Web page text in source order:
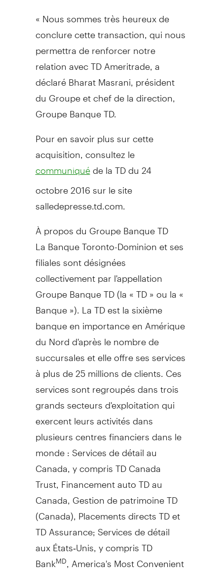
« Nous sommes très heureux de
conclure cette transaction, qui nous
permettra de renforcer notre
relation avec TD Ameritrade, a
déclaré Bharat Masrani, président
du Groupe et chef de la direction,
Groupe Banque TD.
Pour en savoir plus sur cette
acquisition, consultez le
communiquéde la TD du 24
octobre 2016 sur le site
salledepresse.td.com.
À propos du Groupe Banque TD
La Banque Toronto-Dominion et ses
filiales sont désignées
collectivement par l'appellation
Groupe Banque TD (la « TD » ou la «
Banque »). La TD est la sixième
banque en importance en Amérique
du Nord d'après le nombre de
succursales et elle offre ses services
à plus de 25 millions de clients. Ces
services sont regroupés dans trois
grands secteurs d'exploitation qui
exercent leurs activités dans
plusieurs centres financiers dans le
monde : Services de détail au
Canada , y compris TD Canada
Trust, Financement auto TD au
Canada Gestion depatrimoine TD
(Canada), Placements directs TD et
TD Assurance; Services de détail
aux États‑Unis, y compris TD
BankMD , America's Most Convenient